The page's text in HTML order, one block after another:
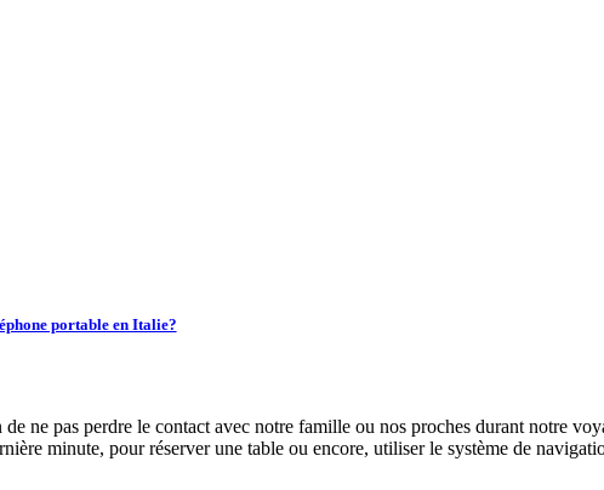
portable en Italie?
ne pas perdre le contact avec notre famille ou nos proches durant notre
minute, pour réserver une table ou encore, utiliser le système de